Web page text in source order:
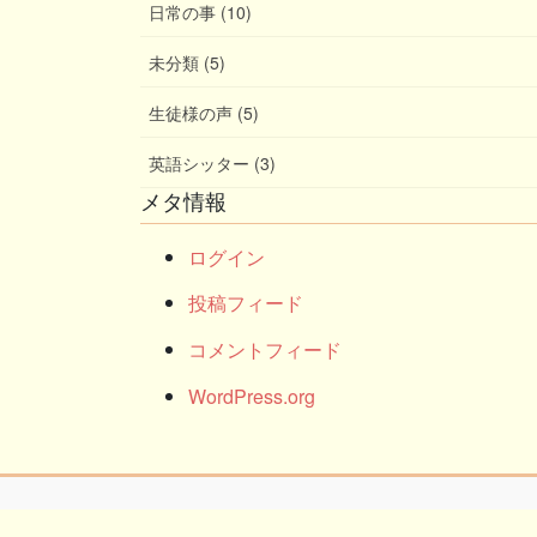
日常の事 (10)
未分類 (5)
生徒様の声 (5)
英語シッター (3)
メタ情報
ログイン
投稿フィード
コメントフィード
WordPress.org